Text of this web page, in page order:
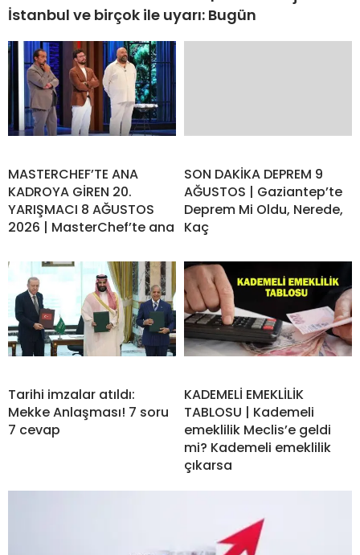
İstanbul ve birçok ile uyarı: Bugün
MASTERCHEF’TE ANA
KADROYA GİREN 20.
YARIŞMACI 8 AĞUSTOS
2026 | MasterChef’te ana
SON DAKİKA DEPREM 9
AĞUSTOS | Gaziantep’te
Deprem Mi Oldu, Nerede,
Kaç
Tarihi imzalar atıldı:
Mekke Anlaşması! 7 soru
7 cevap
KADEMELİ EMEKLİLİK
TABLOSU | Kademeli
emeklilik Meclis’e geldi
mi? Kademeli emeklilik
çıkarsa